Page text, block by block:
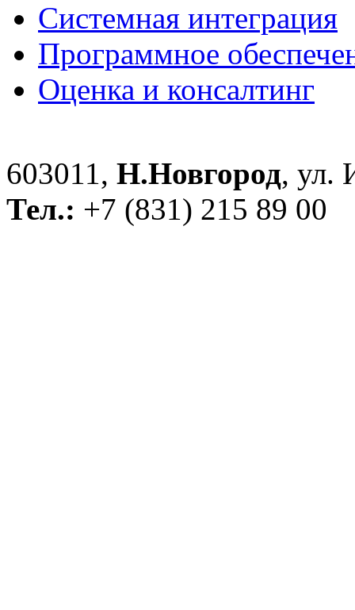
Системная интеграция
Программное
Оценка и консалтинг
603011, Н.Новгород, ул.
Тел.: +7 (831) 215 89 00